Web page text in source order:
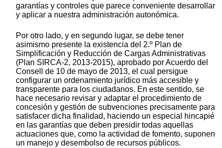
garantías y controles que parece conveniente desarrollar
y aplicar a nuestra administración autonómica.
Por otro lado, y en segundo lugar, se debe tener
asimismo presente la existencia del 2.º Plan de
Simplificación y Reducción de Cargas Administrativas
(Plan SIRCA-2, 2013-2015), aprobado por Acuerdo del
Consell de 10 de mayo de 2013, el cual persigue
configurar un ordenamiento jurídico más accesible y
transparente para los ciudadanos. En este sentido, se
hace necesario revisar y adaptar el procedimiento de
concesión y gestión de subvenciones precisamente para
satisfacer dicha finalidad, haciendo un especial hincapié
en las garantías que deben presidir todas aquellas
actuaciones que, como la actividad de fomento, suponen
un manejo y desembolso de recursos públicos.